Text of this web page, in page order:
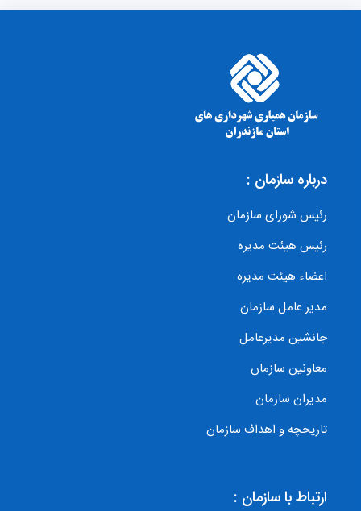
درباره سازمان :
رئیس شورای سازمان
رئیس هیئت مدیره
اعضاء هیئت مدیره
مدیر عامل سازمان
جانشین مدیرعامل
معاونین سازمان
مدیران سازمان
تاریخچه و اهداف سازمان
ارتباط با سازمان :